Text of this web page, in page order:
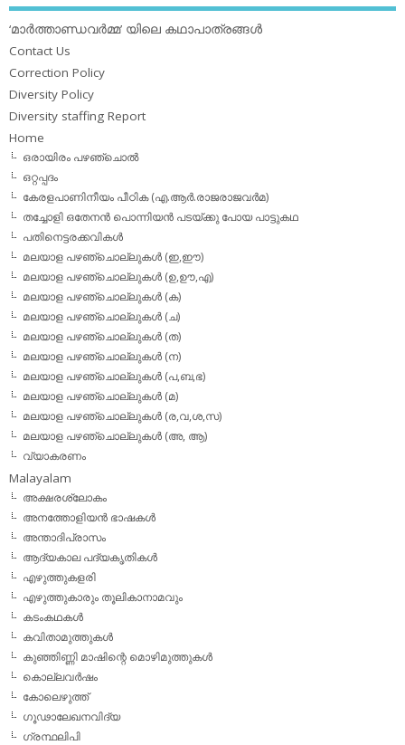
‘മാര്‍ത്താണ്ഡവര്‍മ്മ’ യിലെ കഥാപാത്രങ്ങള്‍
Contact Us
Correction Policy
Diversity Policy
Diversity staffing Report
Home
ഒരായിരം പഴഞ്ചൊല്‍
ഒറ്റപ്പദം
കേരളപാണിനീയം പീഠിക (എ.ആര്‍.രാജരാജവര്‍മ)
തച്ചോളി ഒതേനൻ പൊന്നിയൻ പടയ്‌ക്കു പോയ പാട്ടുകഥ
പതിനെട്ടരക്കവികള്‍
മലയാള പഴഞ്ചൊല്ലുകള്‍ (ഇ,ഈ)
മലയാള പഴഞ്ചൊല്ലുകള്‍ (ഉ,ഊ,എ)
മലയാള പഴഞ്ചൊല്ലുകള്‍ (ക)
മലയാള പഴഞ്ചൊല്ലുകള്‍ (ച)
മലയാള പഴഞ്ചൊല്ലുകള്‍ (ത)
മലയാള പഴഞ്ചൊല്ലുകള്‍ (ന)
മലയാള പഴഞ്ചൊല്ലുകള്‍ (പ,ബ,ഭ)
മലയാള പഴഞ്ചൊല്ലുകള്‍ (മ)
മലയാള പഴഞ്ചൊല്ലുകള്‍ (ര,വ,ശ,സ)
മലയാള പഴഞ്ചൊല്ലുകൾ (അ, ആ)
വ്യാകരണം
Malayalam
അക്ഷരശ്ലോകം
അനത്തോളിയന്‍ ഭാഷകള്‍
അന്താദിപ്രാസം
ആദ്യകാല പദ്യകൃതികള്‍
എഴുത്തുകളരി
എഴുത്തുകാരും തൂലികാനാമവും
കടംകഥകള്‍
കവിതാമുത്തുകള്‍
കുഞ്ഞിണ്ണി മാഷിന്റെ മൊഴിമുത്തുകള്‍
കൊല്ലവര്‍ഷം
കോലെഴുത്ത്
ഗൂഢാലേഖനവിദ്യ
ഗ്രന്ഥലിപി